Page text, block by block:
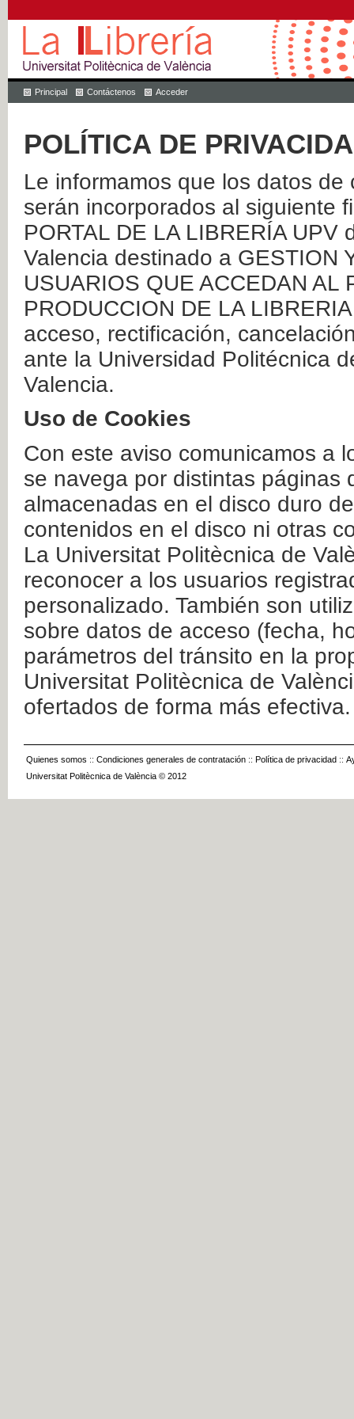
Principal Contáctenos Acceder
POLÍTICA DE
Le informamos que los datos
serán incorporados al siguiente
PORTAL DE LA LIBRERÍA
Valencia destinado a GESTION
USUARIOS QUE ACCEDAN AL
PRODUCCION DE LA
acceso, rectificación,
ante la Universidad Politécnica
Valencia.
Uso de Cookies
Con este aviso comunicamos a
se navega por distintas páginas
almacenadas en el disco duro
contenidos en el disco ni otras
La Universitat Politècnica de
reconocer a los usuarios
personalizado. También son
sobre datos de acceso (fecha,
parámetros del tránsito en la
Universitat Politècnica de
ofertados de forma más efectiva.
Quienes somos :: Condiciones generales de contratación :: Política de privacidad ::
Universitat Politècnica de València © 2012